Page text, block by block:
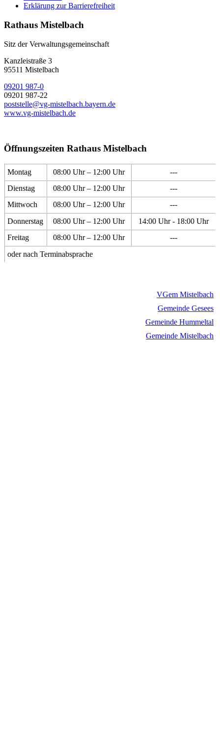
Erklärung zur Barrierefreiheit
Rathaus Mistelbach
Sitz der Verwaltungsgemeinschaft
Kanzleistraße 3
95511 Mistelbach
09201 987-0
09201 987-22
poststelle@vg-mistelbach.bayern.de
www.vg-mistelbach.de
Öffnungszeiten Rathaus Mistelbach
Montag 08:00 Uhr – 12:00 Uhr
---
Dienstag
08:00 Uhr – 12:00 Uhr
---
Mittwoch
08:00 Uhr – 12:00 Uhr
---
Donnerstag
08:00 Uhr – 12:00 Uhr
14:00 Uhr - 18:00 Uhr
Freitag
08:00 Uhr – 12:00 Uhr
---
oder nach Terminabsprache
VGem Mistelbach
Gemeinde Gesees
Gemeinde Hummeltal
Gemeinde Mistelbach